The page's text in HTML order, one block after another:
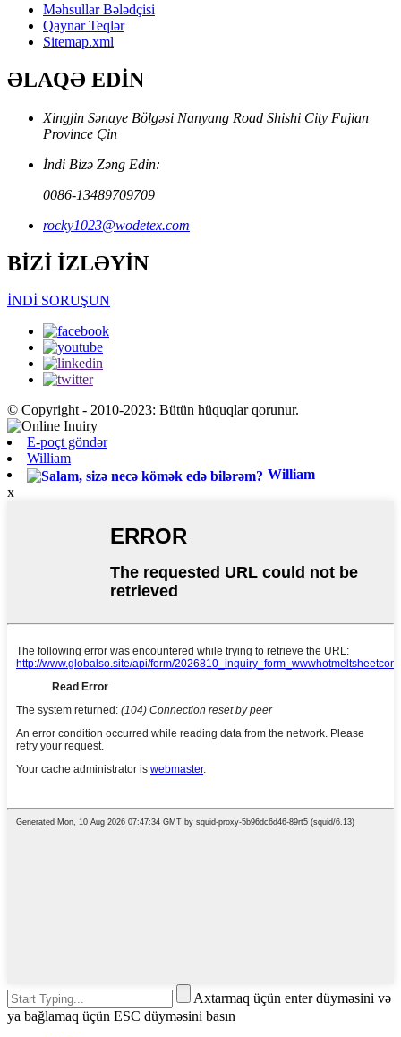
Məhsullar Bələdçisi
Qaynar Teqlər
Sitemap.xml
ƏLAQƏ EDİN
Xingjin Sənaye Bölgəsi Nanyang Road Shishi City Fujian
Province Çin
İndi Bizə Zəng Edin:
0086-13489709709
rocky1023@wodetex.com
BİZİ İZLƏYİN
İNDİ SORUŞUN
© Copyright - 2010-2023: Bütün hüquqlar qorunur.
E-poçt göndər
William
William
x
Axtarmaq üçün enter düyməsini və
ya bağlamaq üçün ESC düyməsini basın